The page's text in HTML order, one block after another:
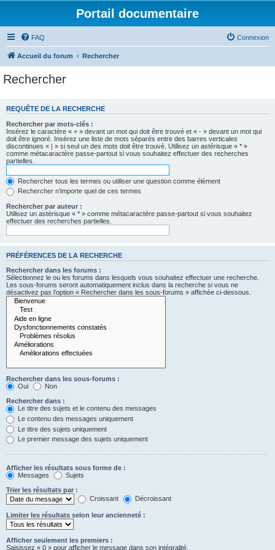
Portail documentaire
FAQ Connexion
Accueil du forum Rechercher
Rechercher
REQUÊTE DE LA RECHERCHE
Rechercher par mots-clés :
Insérez le caractère « + » devant un mot qui doit être trouvé et « - » devant un mot qui
doit être ignoré. Insérez une liste de mots séparés entre des barres verticales
discontinues « | » si seul un des mots doit être trouvé. Utilisez un astérisque « * »
comme métacaractère passe-partout si vous souhaitez effectuer des recherches
partielles.
Rechercher tous les termes ou utiliser une question comme élément
Rechercher n’importe quel de ces termes
Rechercher par auteur :
Utilisez un astérisque « * » comme métacaractère passe-partout si vous souhaitez
effectuer des recherches partielles.
PRÉFÉRENCES DE LA RECHERCHE
Rechercher dans les forums :
Sélectionnez le ou les forums dans lesquels vous souhaitez effectuer une recherche.
Les sous-forums seront automatiquement inclus dans la recherche si vous ne
désactivez pas l’option « Rechercher dans les sous-forums » affichée ci-dessous.
Rechercher dans les sous-forums :
Oui
Non
Rechercher dans :
Le titre des sujets et le contenu des messages
Le contenu des messages uniquement
Le titre des sujets uniquement
Le premier message des sujets uniquement
Afficher les résultats sous forme de :
Messages
Sujets
Trier les résultats par :
Croissant
Décroissant
Limiter les résultats selon leur ancienneté :
Afficher seulement les premiers :
Saisissez « 0 » pour afficher le message dans son intégralité.